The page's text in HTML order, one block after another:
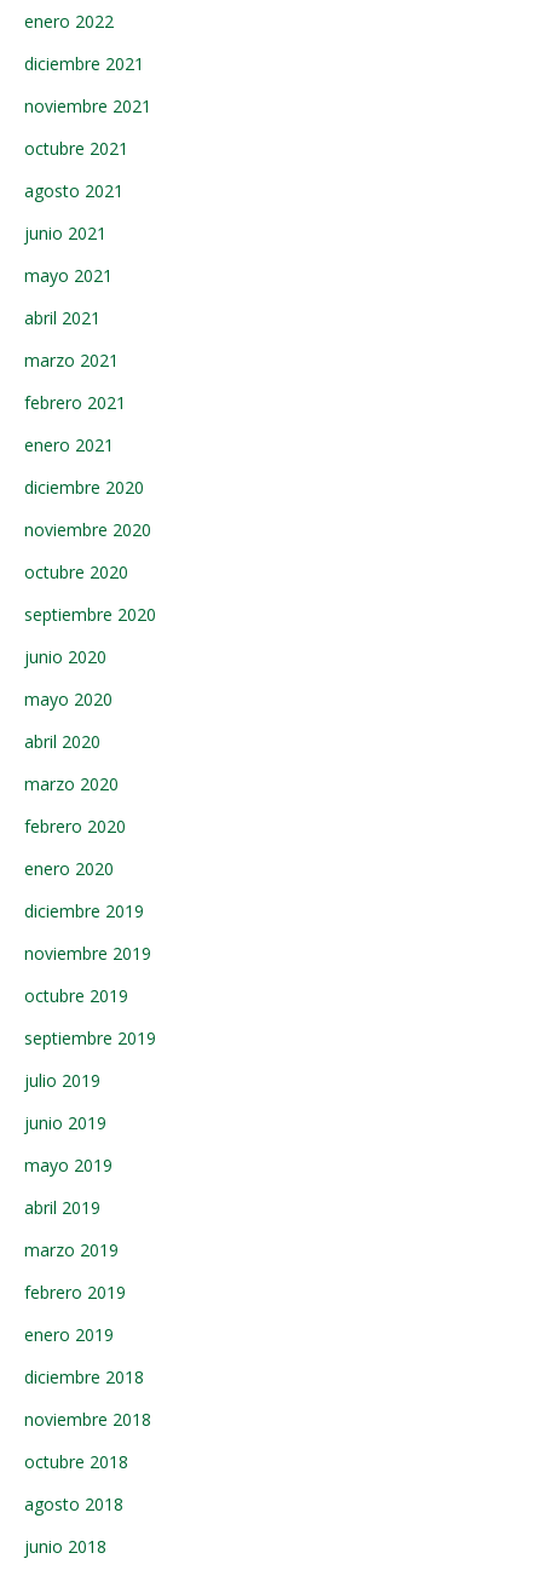
enero 2022
diciembre 2021
noviembre 2021
octubre 2021
agosto 2021
junio 2021
mayo 2021
abril 2021
marzo 2021
febrero 2021
enero 2021
diciembre 2020
noviembre 2020
octubre 2020
septiembre 2020
junio 2020
mayo 2020
abril 2020
marzo 2020
febrero 2020
enero 2020
diciembre 2019
noviembre 2019
octubre 2019
septiembre 2019
julio 2019
junio 2019
mayo 2019
abril 2019
marzo 2019
febrero 2019
enero 2019
diciembre 2018
noviembre 2018
octubre 2018
agosto 2018
junio 2018